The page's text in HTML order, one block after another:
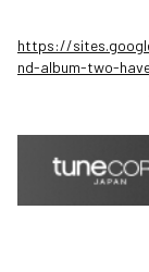
https://
nd-album-two-